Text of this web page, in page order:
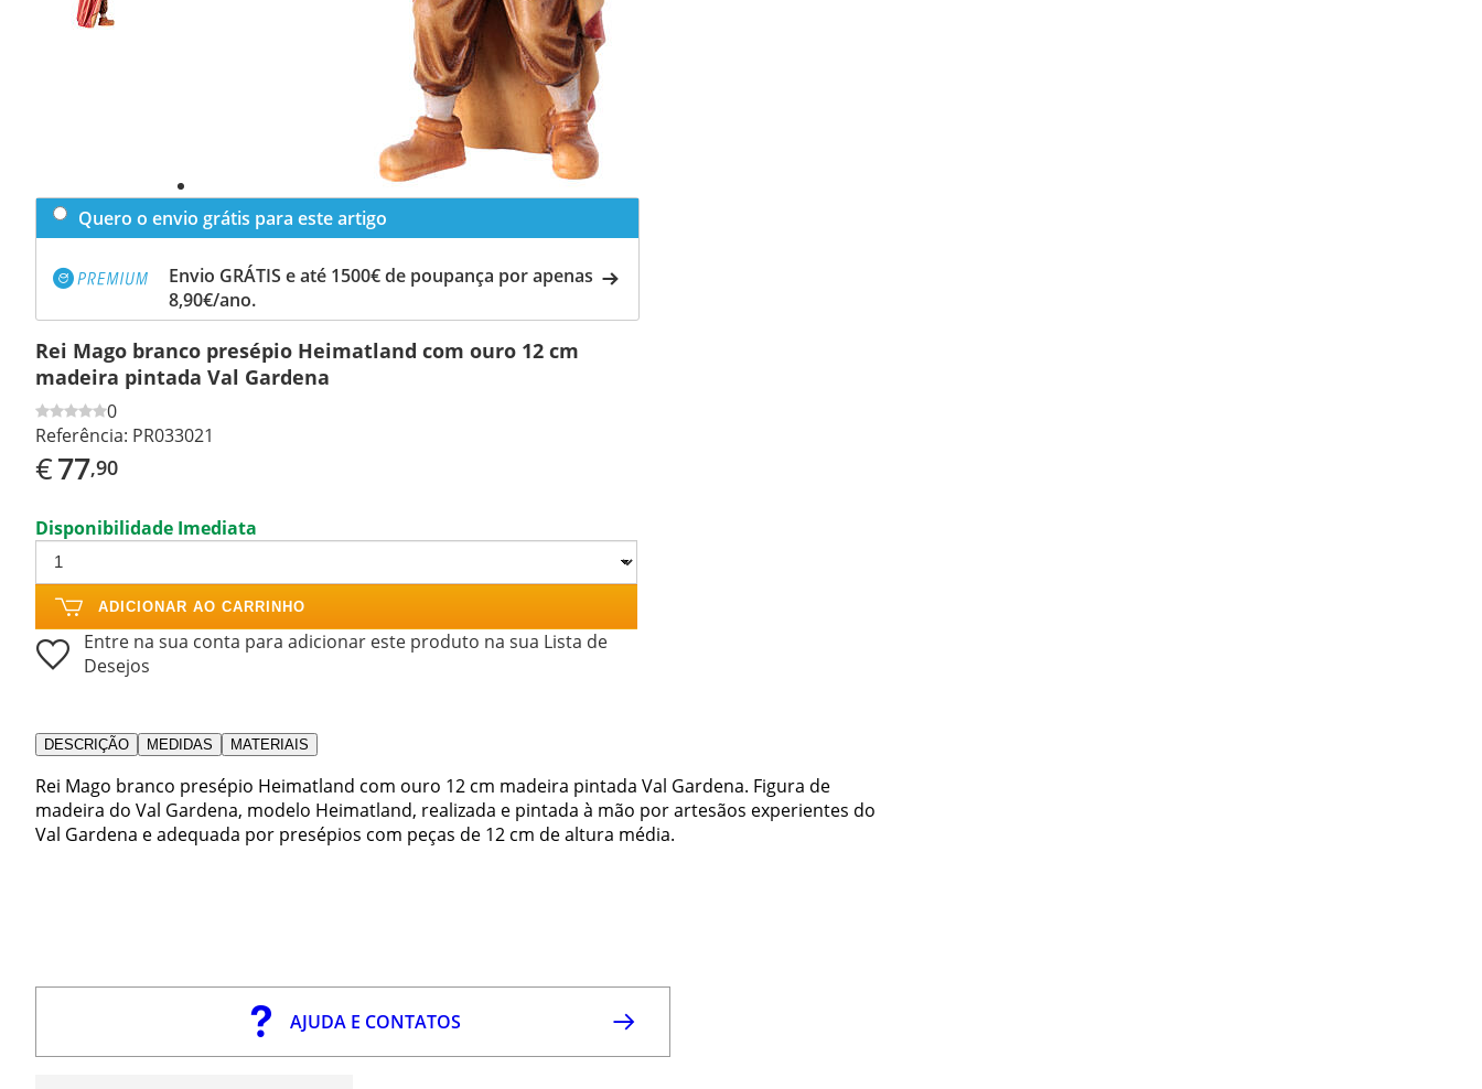
Quero o envio grátis para este artigo
Envio GRÁTIS e até 1500€ de poupança por apenas
8,90€/ano.
Rei Mago branco presépio Heimatland com ouro 12 cm
madeira pintada Val Gardena
0
Referência: PR033021
€77,90
Disponibilidade Imediata
ADICIONAR AO CARRINHO
Entre na sua conta para adicionar este produto na sua Lista de
Desejos
DESCRIÇÃO MEDIDAS MATERIAIS
Rei Mago branco presépio Heimatland com ouro 12 cm madeira pintada Val Gardena. Figura de
madeira do Val Gardena, modelo Heimatland, realizada e pintada à mão por artesãos experientes do
Val Gardena e adequada por presépios com peças de 12 cm de altura média.
AJUDA E CONTATOS